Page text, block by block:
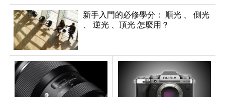
新手入門的必修學分： 順光 、 側光
、 逆光 、頂光 怎麼用？